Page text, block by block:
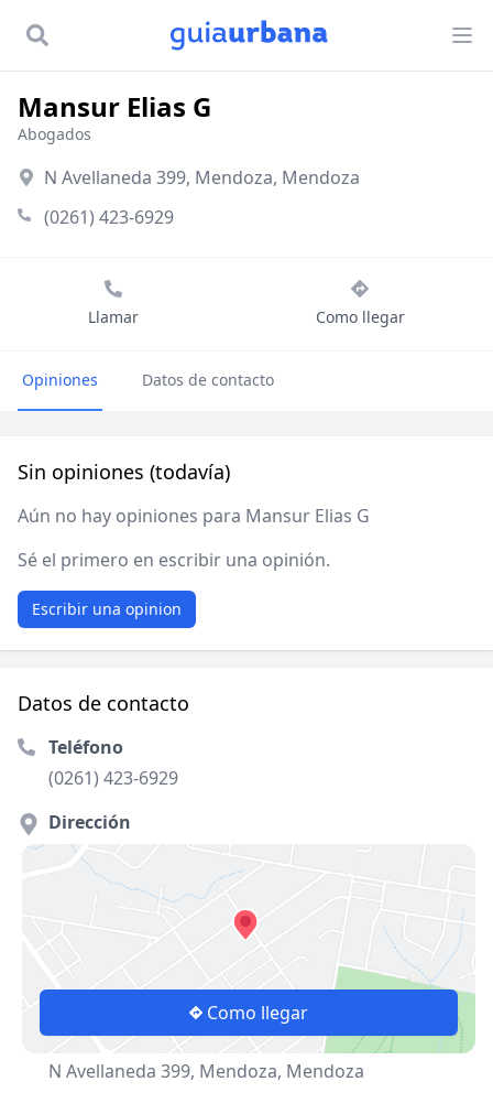
Mansur Elias G
Abogados
N Avellaneda 399, Mendoza, Mendoza
(0261) 423-6929
Llamar Como llegar
Opiniones Datos de contacto
Sin opiniones (todavía)
Aún no hay opiniones para Mansur Elias G
Sé el primero en escribir una opinión.
Escribir una opinion
Datos de contacto
Teléfono
(0261) 423-6929
Dirección
Como llegar
N Avellaneda 399, Mendoza, Mendoza